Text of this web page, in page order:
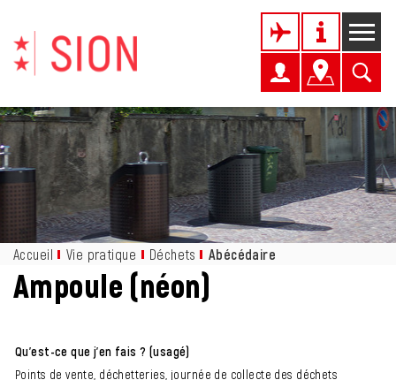
Kopfzeile
Inhalt
Accueil Vie pratique Déchets Abécédaire
Ampoule (néon)
Qu'est-ce que j'en fais ? (usagé)
Points de vente, déchetteries, journée de collecte des déchets